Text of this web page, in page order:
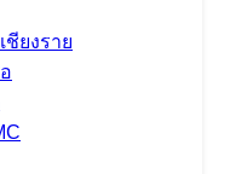
ยงราย